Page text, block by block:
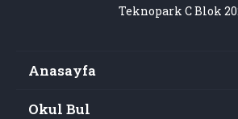
Teknopark C Blok
Anasayfa
Okul Bul